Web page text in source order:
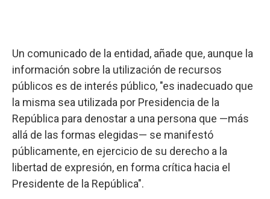
Un comunicado de la entidad, añade que, aunque la
información sobre la utilización de recursos
públicos es de interés público, "es inadecuado que
la misma sea utilizada por Presidencia de la
República para denostar a una persona que —más
allá de las formas elegidas— se manifestó
públicamente, en ejercicio de su derecho a la
libertad de expresión, en forma crítica hacia el
Presidente de la República".